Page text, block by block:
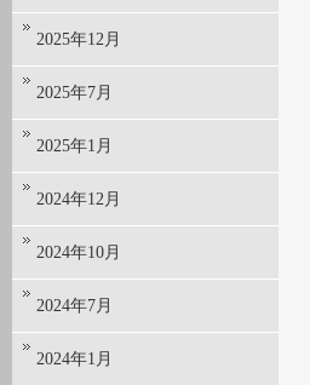
2025年12月
2025年7月
2025年1月
2024年12月
2024年10月
2024年7月
2024年1月